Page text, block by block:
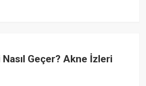
Geçer? Akne İzleri